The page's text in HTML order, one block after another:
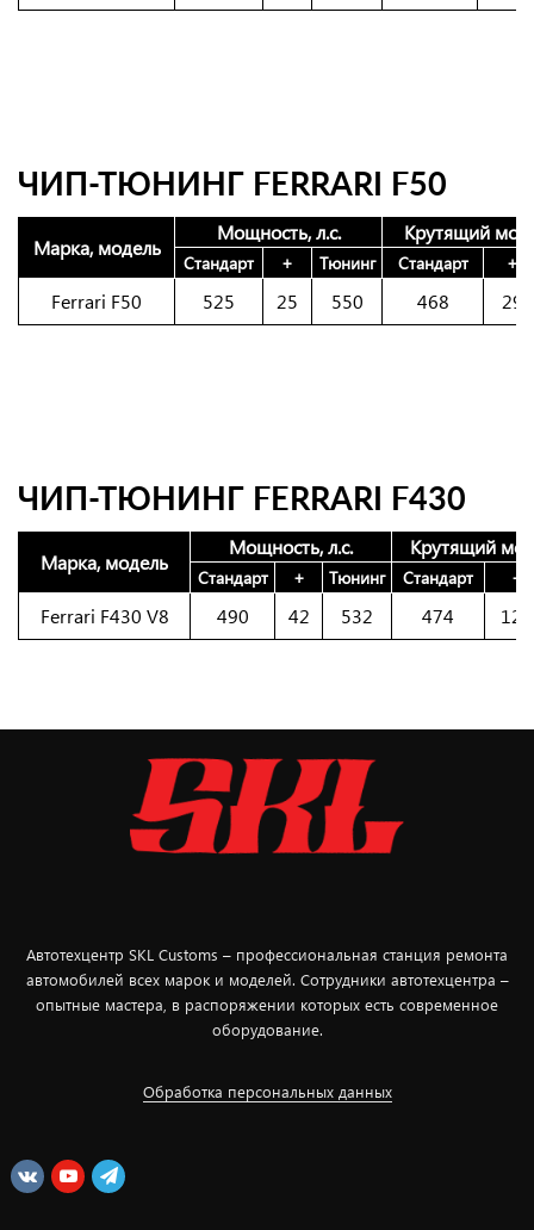
ЧИП-ТЮНИНГ FERRARI F50
Марка, модель
Мощность, л.с. Крутящий
Стандарт + Тюнинг Стандарт +
Ferrari F50 525 25 550 468 29
ЧИП-ТЮНИНГ FERRARI F430
Марка, модель
Мощность, л.с. Крутящий
Стандарт + Тюнинг Стандарт +
Ferrari F430 V8 490 42 532 474 123
Автотехцентр SKL Customs – профессиональная станция ремонта
автомобилей всех марок и моделей. Сотрудники автотехцентра –
опытные мастера, в распоряжении которых есть современное
оборудование.
Обработка персональных данных